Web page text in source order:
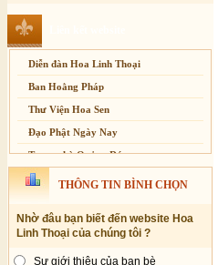
Chuông Ngân
Kính mừng Phật Đản
Anh không chết đâu em
Kiếp này
Diễn đàn Hoa Linh Thoại
Ban Hoằng Pháp
Thư Viện Hoa Sen
Đạo Phật Ngày Nay
Trang nhà Quảng Đức
Báo Giác Ngộ
THÔNG TIN BÌNH CHỌN
Nhờ đâu bạn biết đến website Hoa
Linh Thoại của chúng tôi ?
Sự giới thiệu của bạn bè